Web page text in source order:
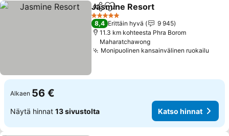
Jaa Lisää suosikkeihin
Jasmine Resort
5 Tähtiluokitus
8,4 Erittäin hyvä
9 945
11.3 km kohteesta Phra Borom
Maharatchawong
Monipuolinen kansainvälinen ruokailu
Alkaen 56 €
Näytä hinnat 13 sivustolta Katso hinnat